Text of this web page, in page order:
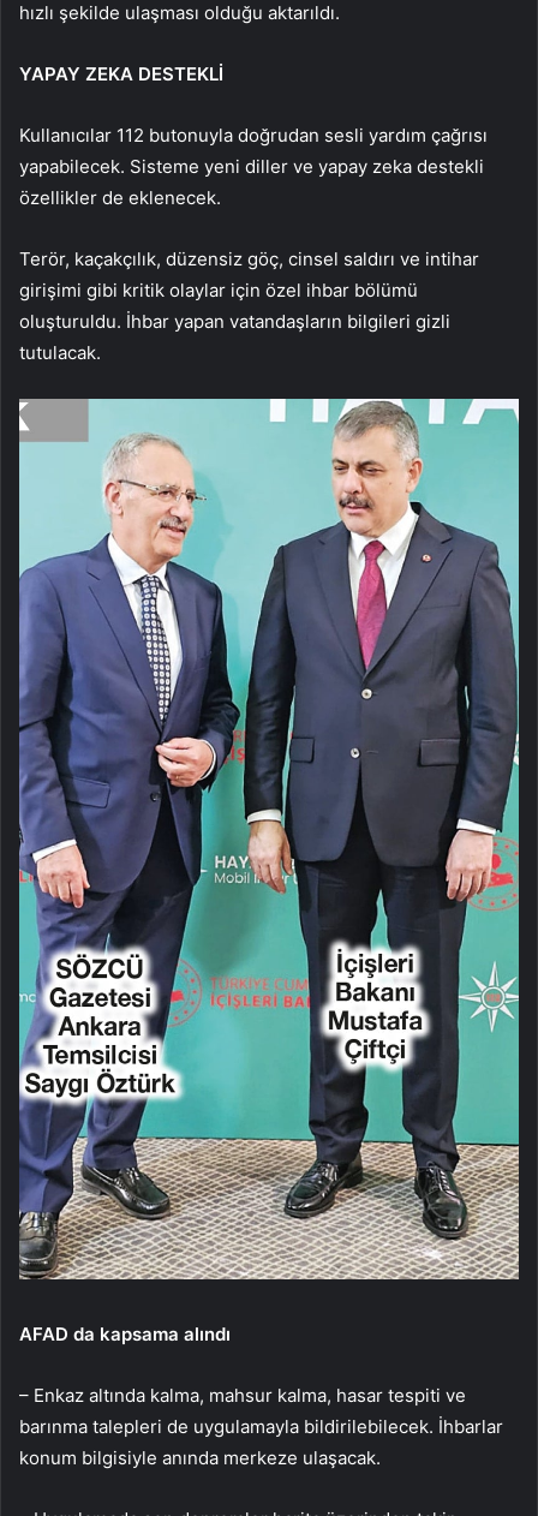
hızlı şekilde ulaşması olduğu aktarıldı.
YAPAY ZEKA DESTEKLİ
Kullanıcılar 112 butonuyla doğrudan sesli yardım çağrısı
yapabilecek. Sisteme yeni diller ve yapay zeka destekli
özellikler de eklenecek.
Terör, kaçakçılık, düzensiz göç, cinsel saldırı ve intihar
girişimi gibi kritik olaylar için özel ihbar bölümü
oluşturuldu. İhbar yapan vatandaşların bilgileri gizli
tutulacak.
AFAD da kapsama alındı
– Enkaz altında kalma, mahsur kalma, hasar tespiti ve
barınma talepleri de uygulamayla bildirilebilecek. İhbarlar
konum bilgisiyle anında merkeze ulaşacak.